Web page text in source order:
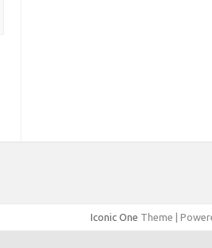
Iconic One Theme |